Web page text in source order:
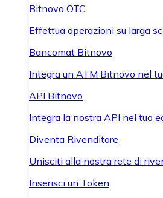
Bitnovo OTC
Effettua operazioni su larga
Bancomat Bitnovo
Integra un ATM Bitnovo nel
API Bitnovo
Integra la nostra API nel tuo
Diventa Rivenditore
Unisciti alla nostra rete di
Inserisci un Token